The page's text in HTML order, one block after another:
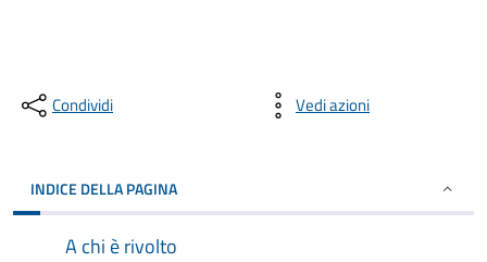
Condividi Vedi azioni
INDICE DELLA PAGINA
A chi è rivolto